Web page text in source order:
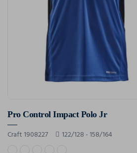
Pro Control Impact Polo Jr
Craft 1908227 122/128 - 158/164